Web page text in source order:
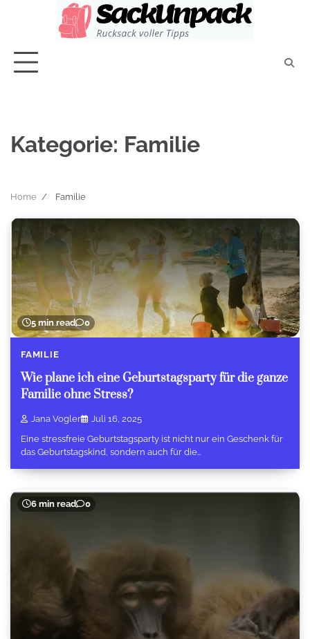
Kategorie: Familie
Home Familie
5 min read 0
FAMILIE
Wie plane ich eine Geburtstagsparty für die ganze
Familie ohne Stress?
Jana Vogler
Juli 16, 2025
Eine stressfreie Geburtstagsparty ist nicht nur ein Geschenk für
das Geburtstagskind, sondern auch für die…
6 min read 0